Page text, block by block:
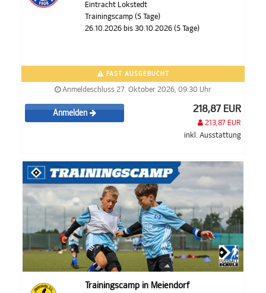
Eintracht Lokstedt
Trainingscamp (5 Tage)
26.10.2026 bis 30.10.2026 (5 Tage)
FAST AUSGEBUCHT
Anmeldeschluss 27. Oktober 2026, 09:30 Uhr
Anmelden 218,87 EUR
213,87 EUR
inkl. Ausstattung
Trainingscamp in Meiendorf